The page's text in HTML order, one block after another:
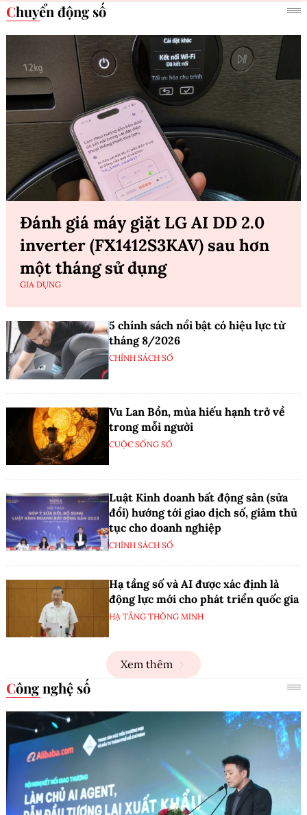
Chuyển động số
Đánh giá máy giặt LG AI DD 2.0
inverter (FX1412S3KAV) sau hơn
một tháng sử dụng
GIA DỤNG
5 chính sách nổi bật có hiệu lực từ
tháng 8/2026
CHÍNH SÁCH SỐ
Vu Lan Bồn, mùa hiếu hạnh trở về
trong mỗi người
CUỘC SỐNG SỐ
Luật Kinh doanh bất động sản (sửa
đổi) hướng tới giao dịch số, giảm thủ
tục cho doanh nghiệp
CHÍNH SÁCH SỐ
Hạ tầng số và AI được xác định là
động lực mới cho phát triển quốc gia
HẠ TẦNG THÔNG MINH
Xem thêm
Công nghệ số